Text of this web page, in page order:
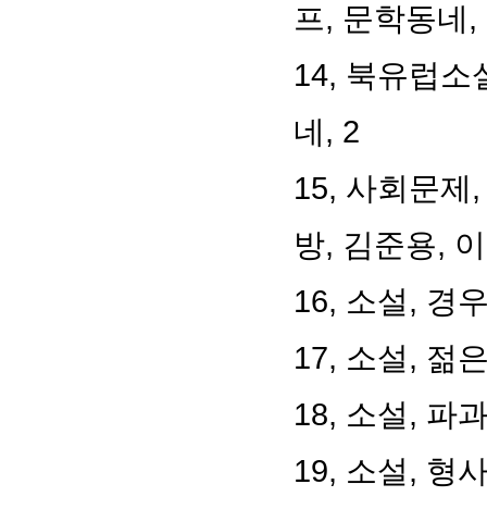
프, 문학동네,
14, 북유럽소
네, 2
15, 사회문제
방, 김준용,
16, 소설, 경
17, 소설, 젊
18, 소설, 파
19, 소설, 형